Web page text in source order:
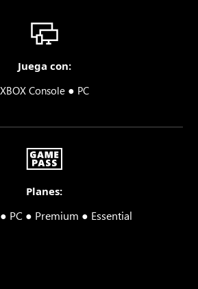
Juega con:
XBOX Console ● PC
Planes:
PC ● Premium ● Essential